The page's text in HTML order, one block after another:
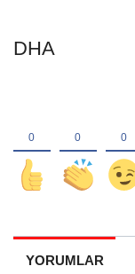
DHA
YORUMLAR